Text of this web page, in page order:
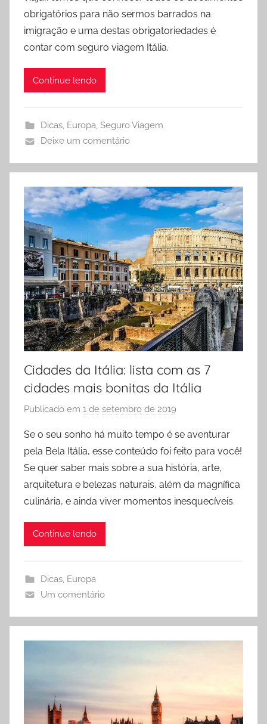
s
c
a
n
d
i
o
obrigatórios para não sermos barrados na
imigração e uma destas obrigatoriedades é
contar com seguro viagem Itália.
Continue lendo
Dicas, Europa, Seguro Viagem
Deixe um comentário
Cidades da Itália: lista com as 7
cidades mais bonitas da Itália
Publicado em 1 de setembro de 2019
r
P
r
i
s
e
r
Se o seu sonho há muito tempo é se aventurar
pela Bela Itália, esse conteúdo foi feito para você!
Se quer saber mais sobre a sua história, arte,
arquitetura e belezas naturais, além da magnífica
culinária, e ainda viver momentos inesquecíveis.
Continue lendo
Dicas, Europa
Um comentário